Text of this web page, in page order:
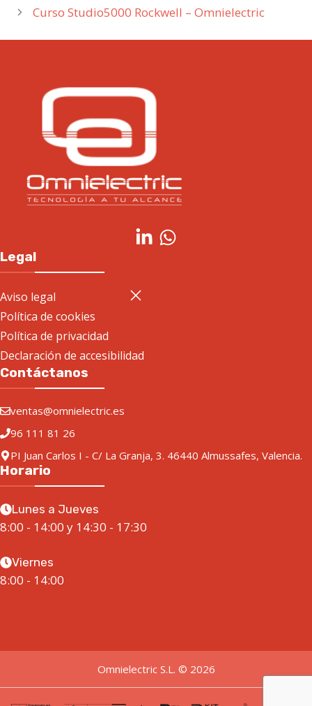
Curso Studio5000 Rockwell – Omnielectric
Legal
Aviso legal
Política de cookies
Política de privacidad
Declaración de accesibilidad
Contáctanos
ventas@omnielectric.es
96 111 81 26
PI Juan Carlos I - C/ La Granja, 3. 46440 Almussafes, Valencia.
Horario
Lunes a Jueves
8:00 - 14:00 y 14:30 - 17:30
Viernes
8:00 - 14:00
Omnielectric S.L. © 2026